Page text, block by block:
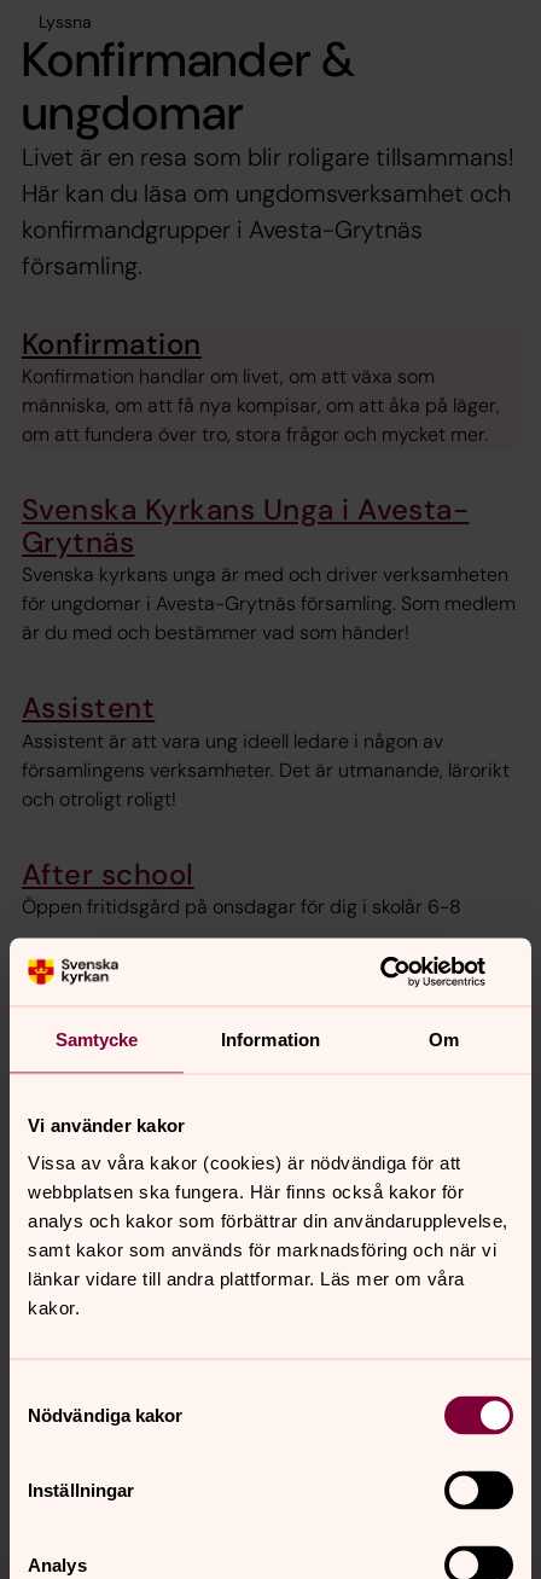
Samtycke Information Om
Vi använder kakor
Vissa av våra kakor (cookies) är nödvändiga för att
webbplatsen ska fungera. Här finns också kakor för
analys och kakor som förbättrar din användarupplevelse,
samt kakor som används för marknadsföring och när vi
länkar vidare till andra plattformar. Läs mer om våra
kakor.
Nödvändiga kakor
Inställningar
Analys
Lyssna
Konfirmander &
ungdomar
Livet är en resa som blir roligare tillsammans!
Här kan du läsa om ungdomsverksamhet och
konfirmandgrupper i Avesta-Grytnäs
församling.
Konfirmation
Konfirmation handlar om livet, om att växa som
människa, om att få nya kompisar, om att åka på läger,
om att fundera över tro, stora frågor och mycket mer.
Svenska Kyrkans Unga i Avesta-
Grytnäs
Svenska kyrkans unga är med och driver verksamheten
för ungdomar i Avesta-Grytnäs församling. Som medlem
är du med och bestämmer vad som händer!
Assistent
Assistent är att vara ung ideell ledare i någon av
församlingens verksamheter. Det är utmanande, lärorikt
och otroligt roligt!
After school
Öppen fritidsgård på onsdagar för dig i skolår 6-8
Ungdomsgården Källar'n
Öppet fredag och lördag varannan vecka, för dig i årkurs
LINUS Barn- & ungdomsstöd
Avesta
En trygg mötesplats för dig som är ung och lever med
missbrukande anhöriga
innehåll?
avesta-grytnas@svenskakyrkan.se
Tillbaka till toppen
Tillbaka till innehållet